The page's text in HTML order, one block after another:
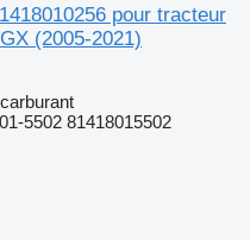
pour tracteur
(2005-2021)
5502 81418015502